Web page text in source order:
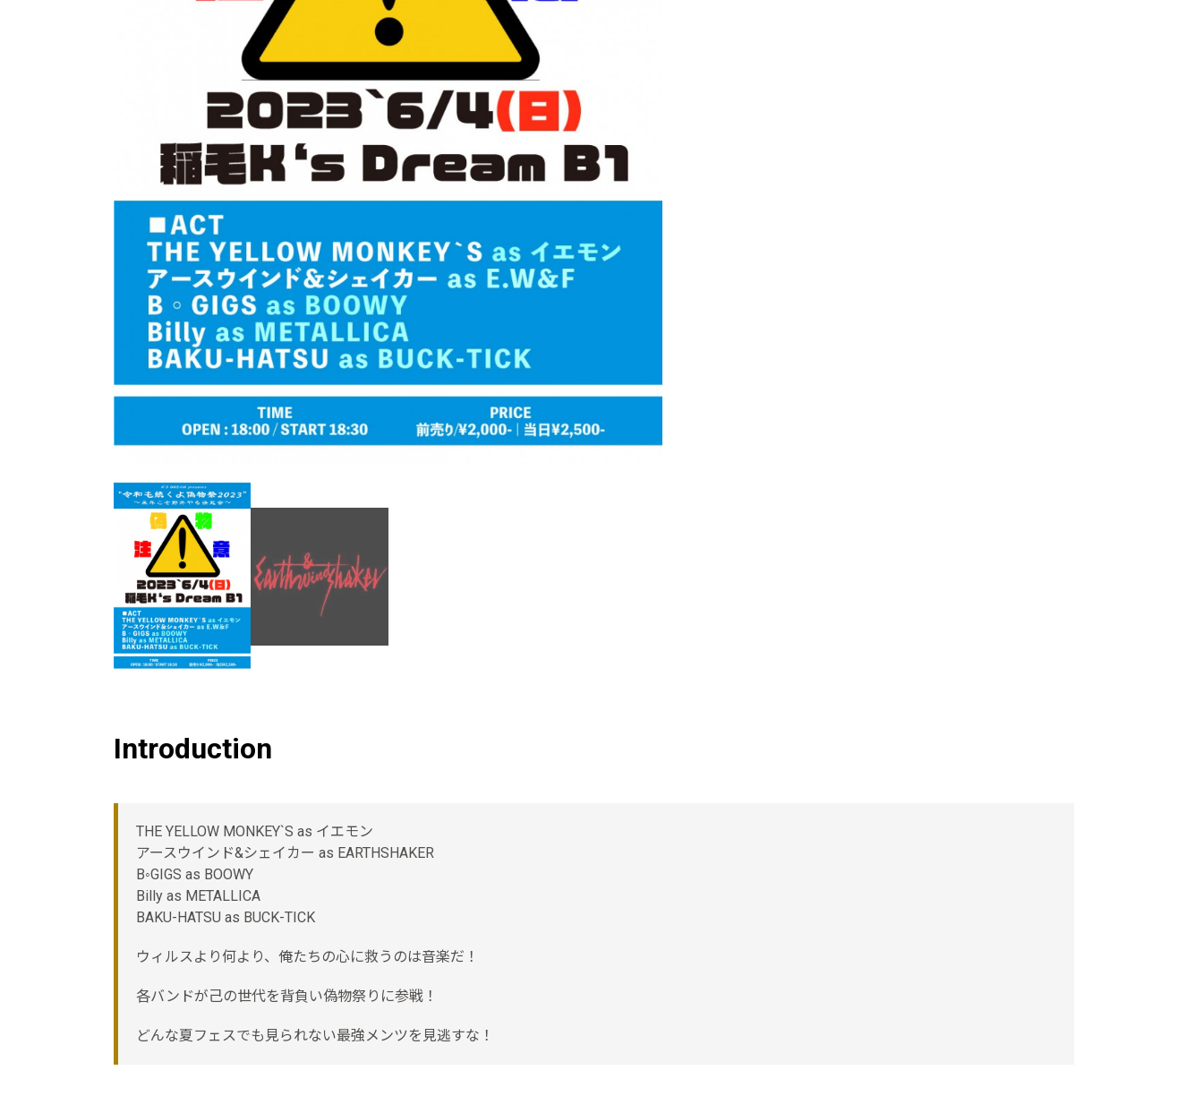
Introduction
THE YELLOW MONKEY`S as イエモン
アースウインド&シェイカー as EARTHSHAKER
B◦GIGS as BOOWY
Billy as METALLICA
BAKU-HATSU as BUCK-TICK
ウィルスより何より、俺たちの心に救うのは音楽だ！
各バンドが己の世代を背負い偽物祭りに参戦！
どんな夏フェスでも見られない最強メンツを見逃すな！